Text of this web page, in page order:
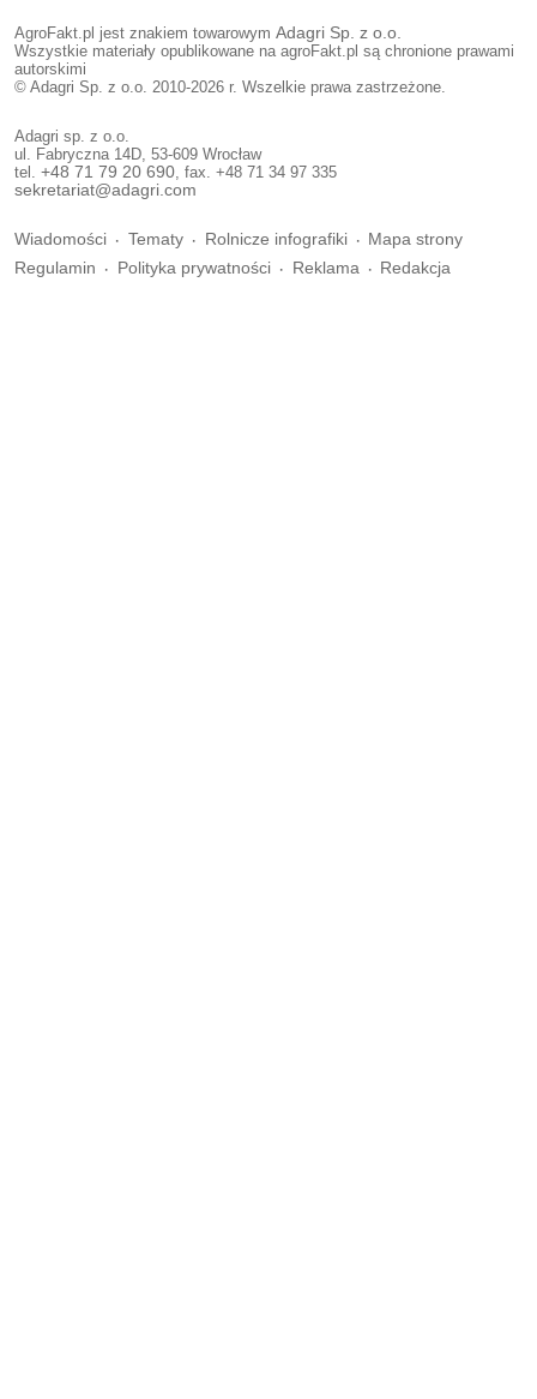
AgroFakt.pl jest znakiem towarowym Adagri Sp. z o.o.
Wszystkie materiały opublikowane na agroFakt.pl są chronione prawami
autorskimi
© Adagri Sp. z o.o. 2010-2026 r. Wszelkie prawa zastrzeżone.
Adagri sp. z o.o.
ul. Fabryczna 14D, 53-609 Wrocław
tel. +48 71 79 20 690 , fax. +48 71 34 97 335
sekretariat@adagri.com
Wiadomości Tematy Rolnicze infografiki
Mapa strony
Regulamin
Polityka prywatności Reklama Redakcja